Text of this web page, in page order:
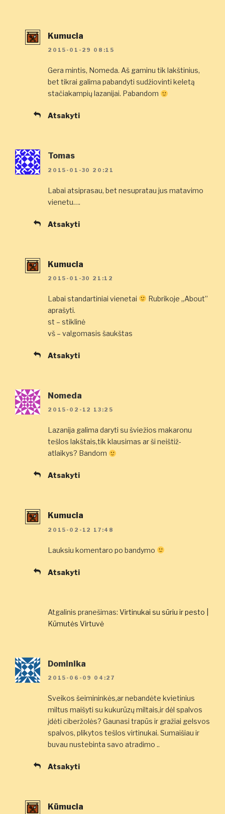
Kumucia
2015-01-29 08:15
Gera mintis, Nomeda. Aš gaminu tik lakštinius,
bet tikrai galima pabandyti sudžiovinti keletą
stačiakampių lazanijai. Pabandom
Atsakyti
Tomas
2015-01-30 20:21
Labai atsiprasau, bet nesupratau jus matavimo
vienetu….
Atsakyti
Kumucia
2015-01-30 21:12
Labai standartiniai vienetai
Rubrikoje „About”
aprašyti.
st – stiklinė
vš – valgomasis šaukštas
Atsakyti
Nomeda
2015-02-12 13:25
Lazanija galima daryti su šviežios makaronu
tešlos lakštais,tik klausimas ar ši neištiž-
atlaikys? Bandom
Atsakyti
Kumucia
2015-02-12 17:48
Lauksiu komentaro po bandymo
Atsakyti
Atgalinis pranešimas: Virtinukai su sūriu ir pesto |
Kūmutės Virtuvė
Dominika
2015-06-09 04:27
Sveikos šeimininkės,ar nebandėte kvietinius
miltus maišyti su kukurūzų miltais,ir dėl spalvos
įdėti ciberžolės? Gaunasi trapūs ir gražiai gelsvos
spalvos, plikytos tešlos virtinukai. Sumaišiau ir
buvau nustebinta savo atradimo ..
Atsakyti
Kūmucia